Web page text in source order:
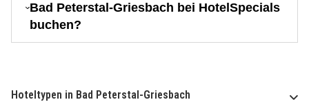
Bad Peterstal-Griesbach bei HotelSpecials
buchen?
Hoteltypen in Bad Peterstal-Griesbach